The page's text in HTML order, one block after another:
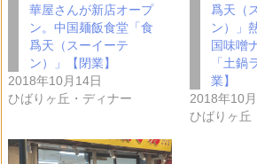
華屋さんが新店オープ
ン。中国麺飯食堂「食
爲天（スーイーテ
ン）」【閉業】
2018年10月14日
ひばりヶ丘・ディナー
爲天（
ン）」
国味噌
「土鍋
業】
2018年10
ひばりヶ丘